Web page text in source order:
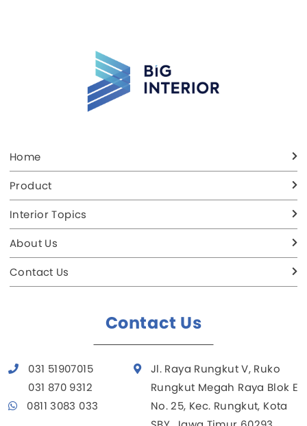
Home
Product
Interior Topics
About Us
Contact Us
Contact Us
031 51907015
031 870 9312
0811 3083 033
Jl. Raya Rungkut V, Ruko
Rungkut Megah Raya Blok E
No. 25, Kec. Rungkut, Kota